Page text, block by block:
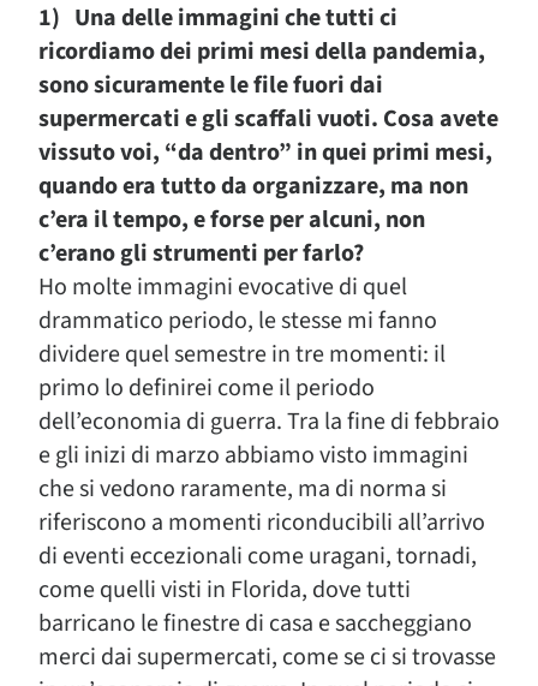
1) Una delle immagini che tutti ci
ricordiamo dei primi mesi della pandemia,
sono sicuramente le file fuori dai
supermercati e gli scaffali vuoti. Cosa avete
vissuto voi, “da dentro” in quei primi mesi,
quando era tutto da organizzare, ma non
c’era il tempo, e forse per alcuni, non
c’erano gli strumenti per farlo?
Ho molte immagini evocative di quel
drammatico periodo, le stesse mi fanno
dividere quel semestre in tre momenti: il
primo lo definirei come il periodo
dell’economia di guerra. Tra la fine di febbraio
e gli inizi di marzo abbiamo visto immagini
che si vedono raramente, ma di norma si
riferiscono a momenti riconducibili all’arrivo
di eventi eccezionali come uragani, tornadi,
come quelli visti in Florida, dove tutti
barricano le finestre di casa e saccheggiano
merci dai supermercati, come se ci si trovasse